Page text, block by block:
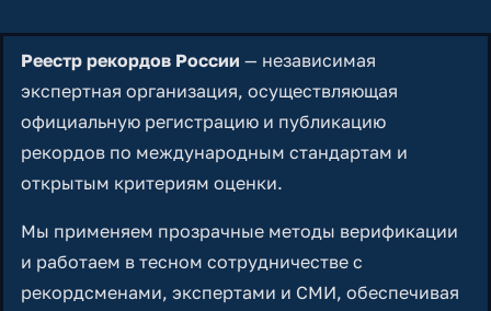
Реестр рекордов России — независимая
экспертная организация, осуществляющая
официальную регистрацию и публикацию
рекордов по международным стандартам и
открытым критериям оценки.
Мы применяем прозрачные методы верификации
и работаем в тесном сотрудничестве с
рекордсменами, экспертами и СМИ, обеспечивая